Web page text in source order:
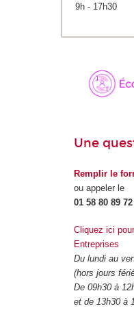
9h - 17h30
Une
Remplir le
ou appeler le
01 58 80 89 72
Cliquez ici
Entreprises
Du lundi au
(hors jours
De 09h30 à
et de 13h30 à